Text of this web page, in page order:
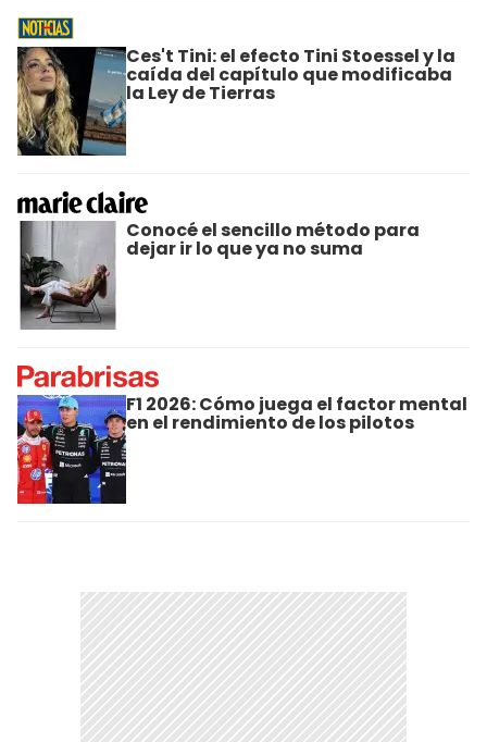
Ces't Tini: el efecto Tini Stoessel y la
caída del capítulo que modificaba
la Ley de Tierras
Conocé el sencillo método para
dejar ir lo que ya no suma
F1 2026: Cómo juega el factor mental
en el rendimiento de los pilotos